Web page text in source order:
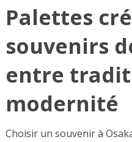
Palettes
souvenirs
entre
modernité
Choisir un souvenir à